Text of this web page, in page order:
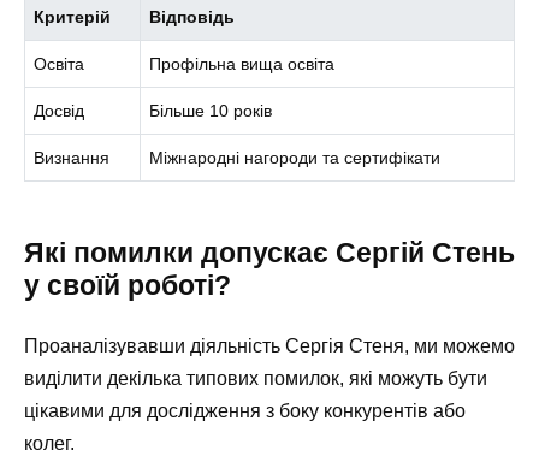
Критерій Відповідь
Освіта Профільна вища освіта
Досвід Більше 10 років
Визнання Міжнародні нагороди та сертифікати
Які помилки допускає Сергій Стень
у своїй роботі?
Проаналізувавши діяльність Сергія Стеня, ми можемо
виділити декілька типових помилок, які можуть бути
цікавими для дослідження з боку конкурентів або
колег.